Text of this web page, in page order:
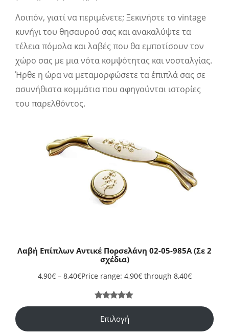
Λοιπόν, γιατί να περιμένετε; Ξεκινήστε το vintage
κυνήγι του θησαυρού σας και ανακαλύψτε τα
τέλεια πόμολα και λαβές που θα εμποτίσουν τον
χώρο σας με μια νότα κομψότητας και νοσταλγίας.
Ήρθε η ώρα να μεταμορφώσετε τα έπιπλά σας σε
ασυνήθιστα κομμάτια που αφηγούνται ιστορίες
του παρελθόντος.
Λαβή Επίπλων Αντικέ Πορσελάνη 02-05-985Α (Σε 2
σχέδια)
4,90€ – 8,40€Price range: 4,90€ through 8,40€
Βαθμολογήθ
ηκε με5.00
2
Επιλογή